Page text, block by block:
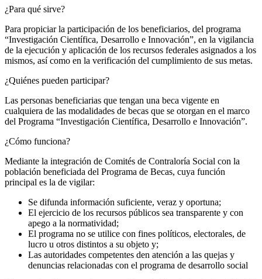
¿Para qué sirve?
Para propiciar la participación de los beneficiarios, del programa
“Investigación Científica, Desarrollo e Innovación”, en la vigilancia
de la ejecución y aplicación de los recursos federales asignados a los
mismos, así como en la verificación del cumplimiento de sus metas.
¿Quiénes pueden participar?
Las personas beneficiarias que tengan una beca vigente en
cualquiera de las modalidades de becas que se otorgan en el marco
del Programa “Investigación Científica, Desarrollo e Innovación”.
¿Cómo funciona?
Mediante la integración de Comités de Contraloría Social con la
población beneficiada del Programa de Becas, cuya función
principal es la de vigilar:
Se difunda información suficiente, veraz y oportuna;
El ejercicio de los recursos públicos sea transparente y con
apego a la normatividad;
El programa no se utilice con fines políticos, electorales, de
lucro u otros distintos a su objeto y;
Las autoridades competentes den atención a las quejas y
denuncias relacionadas con el programa de desarrollo social